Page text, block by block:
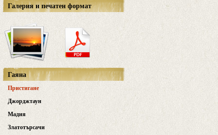
Галерия и печатен формат
Гаяна
Пристигане
Джорджтаун
Мадия
Златотърсачи